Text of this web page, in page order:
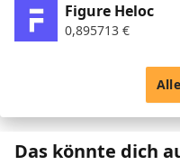
Figure Heloc
0,895713 €
Das könnte dich